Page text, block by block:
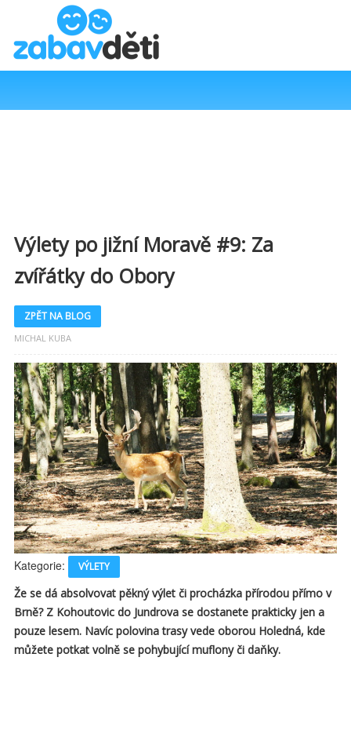
Výlety po jižní Moravě #9: Za
zvířátky do Obory
ZPĚT NA BLOG
MICHAL KUBA
Kategorie: VÝLETY
Že se dá absolvovat pěkný výlet či procházka přírodou přímo v
Brně? Z Kohoutovic do Jundrova se dostanete prakticky jen a
pouze lesem. Navíc polovina trasy vede oborou Holedná, kde
můžete potkat volně se pohybující muflony či daňky.